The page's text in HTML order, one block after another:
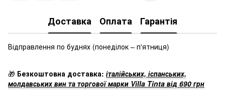
Доставка Оплата Гарантія
Відправлення по буднях (понеділок – п'ятниця)
🎁 Безкоштовна доставка: італійських, іспанських,
молдавських вин та торгової марки Villa Tinta від 690 грн